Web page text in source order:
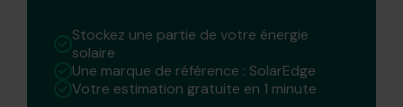
Stockez une partie de votre énergie
solaire
Une marque de référence : SolarEdge
Votre estimation gratuite en 1 minute